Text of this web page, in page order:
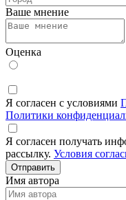
Ваше мнение
Оценка
Я согласен с условиями
Политики
Я согласен получать
рассылку. Условия
Отправить
Имя автора